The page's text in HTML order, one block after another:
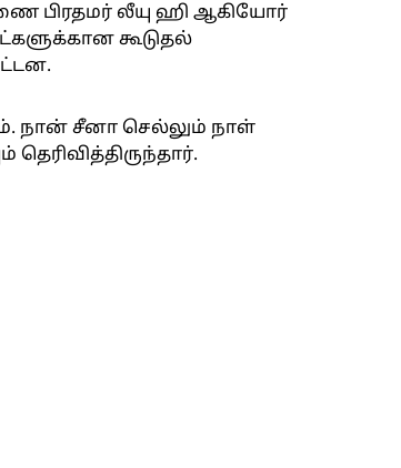
பிரதமர் லீயு ஹி ஆகியோர்
கூடுதல்
நான் சீனா செல்லும் நாள்